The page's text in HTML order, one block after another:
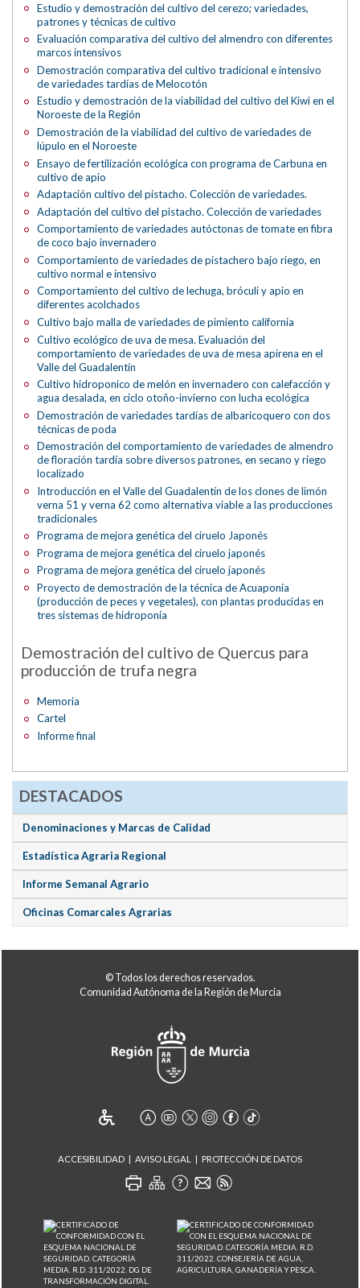
Estudio y demostración del cultivo del cerezo; variedades,
patrones y técnicas de cultivo
Evaluación comparativa del cultivo del almendro con diferentes
marcos intensivos
Demostración comparativa del cultivo tradicional e intensivo
de variedades tardías de Melocotón
Estudio y demostración de la viabilidad del cultivo del Kiwi en el
Noroeste de la Región
Demostración de la viabilidad del cultivo de variedades de
lúpulo en el Noroeste
Ensayo de fertilización ecológica con programa de Carbuna en
cultivo de apio
Adaptación cultivo del pistacho. Colección de variedades.
Adaptación del cultivo del pistacho. Colección de variedades
Comportamiento de variedades autóctonas de tomate en fibra
de coco bajo invernadero
Comportamiento de variedades de pistachero bajo riego, en
cultivo normal e intensivo
Comportamiento del cultivo de lechuga, bróculi y apio en
diferentes acolchados
Cultivo bajo malla de variedades de pimiento california
Cultivo ecológico de uva de mesa. Evaluación del
comportamiento de variedades de uva de mesa apirena en el
Valle del Guadalentín
Cultivo hidroponico de melón en invernadero con calefacción y
agua desalada, en ciclo otoño-invierno con lucha ecológica
Demostración de variedades tardías de albaricoquero con dos
técnicas de poda
Demostración del comportamiento de variedades de almendro
de floración tardía sobre diversos patrones, en secano y riego
localizado
Introducción en el Valle del Guadalentín de los clones de limón
verna 51 y verna 62 como alternativa viable a las producciones
tradicionales
Programa de mejora genética del ciruelo Japonés
Programa de mejora genética del ciruelo japonés
Programa de mejora genética del ciruelo japonés
Proyecto de demostración de la técnica de Acuaponia
(producción de peces y vegetales), con plantas producidas en
tres sistemas de hidroponía
Demostración del cultivo de Quercus para
producción de trufa negra
Memoria
Cartel
Informe final
DESTACADOS
Denominaciones y Marcas de Calidad
Estadística Agraria Regional
Informe Semanal Agrario
Oficinas Comarcales Agrarias
© Todos los derechos reservados.
Comunidad Autónoma de la Región de Murcia
ACCESIBILIDAD AVISO LEGAL PROTECCIÓN DE DATOS